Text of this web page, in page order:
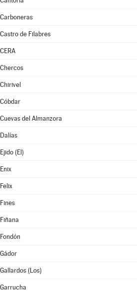
Carboneras
Castro de Filabres
CERA
Chercos
Chirivel
Cóbdar
Cuevas del Almanzora
Dalías
Ejido (El)
Enix
Felix
Fines
Fiñana
Fondón
Gádor
Gallardos (Los)
Garrucha